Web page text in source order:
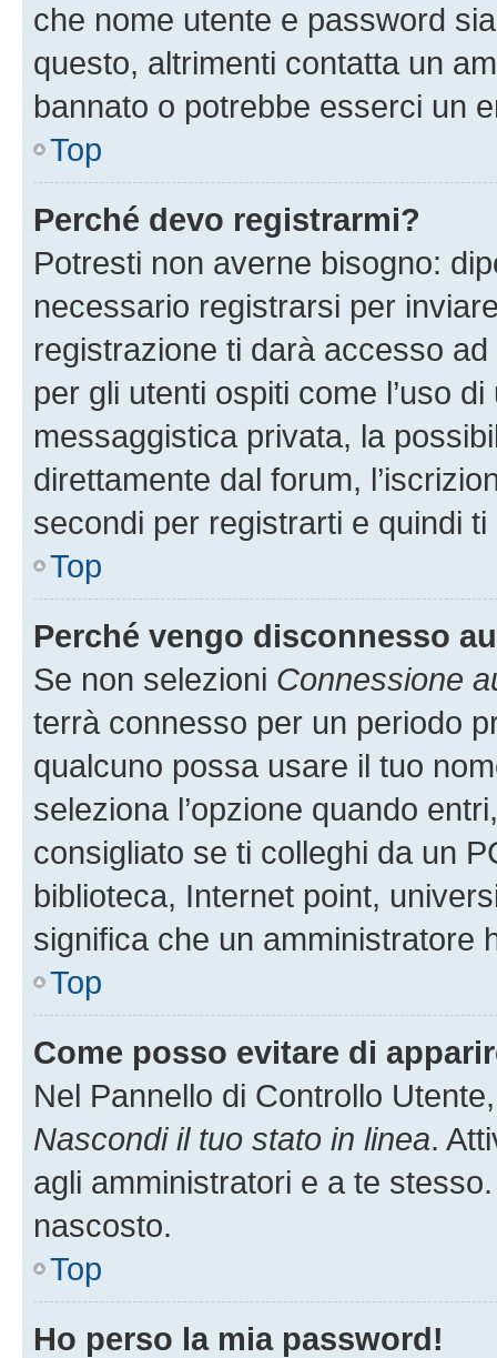
che nome utente e password
questo, altrimenti contatta un
bannato o potrebbe esserci un
Top
Perché devo registrarmi?
Potresti non averne bisogno:
necessario registrarsi per
registrazione ti darà accesso
per gli utenti ospiti come l’uso
messaggistica privata, la
direttamente dal forum,
secondi per registrarti e quindi
Top
Perché vengo disconnesso
Se non selezioni Connessione
terrà connesso per un periodo
qualcuno possa usare il tuo
seleziona l’opzione quando
consigliato se ti colleghi da un
biblioteca, Internet point,
significa che un amministratore
Top
Come posso evitare di
Nel Pannello di Controllo
Nascondi il tuo stato in linea.
agli amministratori e a te
nascosto.
Top
Ho perso la mia password!